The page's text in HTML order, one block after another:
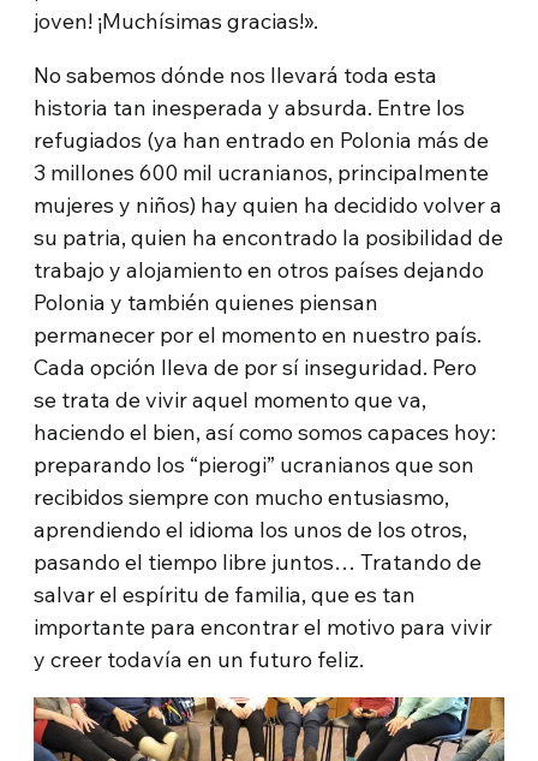
joven! ¡Muchísimas gracias!».
No sabemos dónde nos llevará toda esta
historia tan inesperada y absurda. Entre los
refugiados (ya han entrado en Polonia más de
3 millones 600 mil ucranianos, principalmente
mujeres y niños) hay quien ha decidido volver a
su patria, quien ha encontrado la posibilidad de
trabajo y alojamiento en otros países dejando
Polonia y también quienes piensan
permanecer por el momento en nuestro país.
Cada opción lleva de por sí inseguridad. Pero
se trata de vivir aquel momento que va,
haciendo el bien, así como somos capaces hoy:
preparando los “pierogi” ucranianos que son
recibidos siempre con mucho entusiasmo,
aprendiendo el idioma los unos de los otros,
pasando el tiempo libre juntos… Tratando de
salvar el espíritu de familia, que es tan
importante para encontrar el motivo para vivir
y creer todavía en un futuro feliz.